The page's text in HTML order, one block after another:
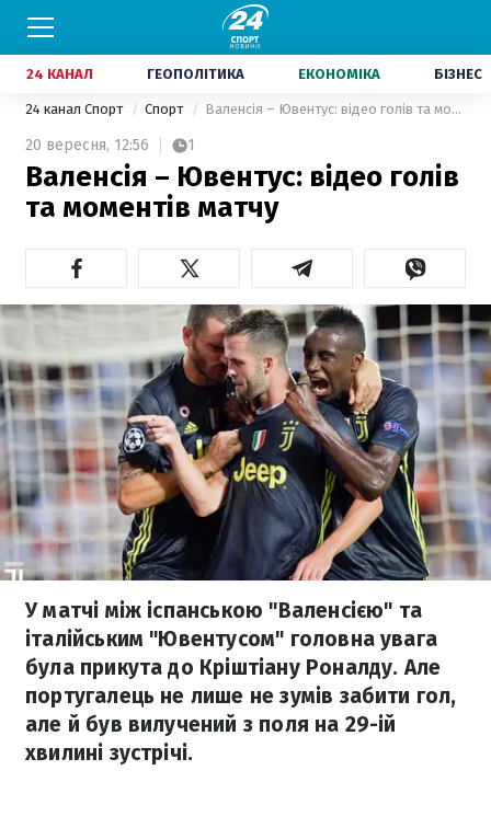
24 КАНАЛ ГЕОПОЛІТИКА ЕКОНОМІКА БІЗНЕС
24 канал Спорт Спорт Валенсія – Ювентус: відео голів та моментів матчу
20 вересня, 12:56 1
Валенсія – Ювентус: відео голів
та моментів матчу
У матчі між іспанською "Валенсією" та
італійським "Ювентусом" головна увага
була прикута до Кріштіану Роналду. Але
португалець не лише не зумів забити гол,
але й був вилучений з поля на 29-ій
хвилині зустрічі.